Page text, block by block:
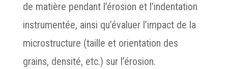
de matière pendant l’érosion et l’indentation
instrumentée, ainsi qu’évaluer l’impact de la
microstructure (taille et orientation des
grains, densité, etc.) sur l’érosion.